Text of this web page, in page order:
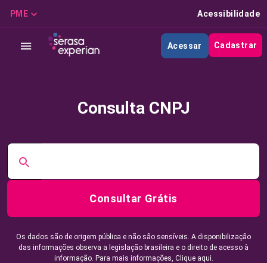
PME Acessibilidade
Acessar Cadastrar
Consulta CNPJ
Consultar Grátis
Os dados são de origem pública e não são sensíveis. A disponibilização
das informações observa a legislação brasileira e o direito de acesso à
informação. Para mais informações, Clique aqui.